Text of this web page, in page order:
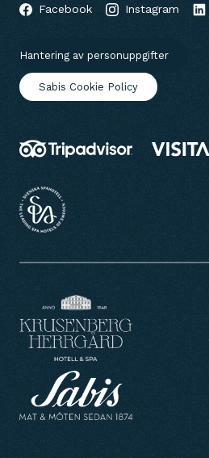
Facebook Instagram
Hantering av personuppgifter
Sabis Cookie Policy